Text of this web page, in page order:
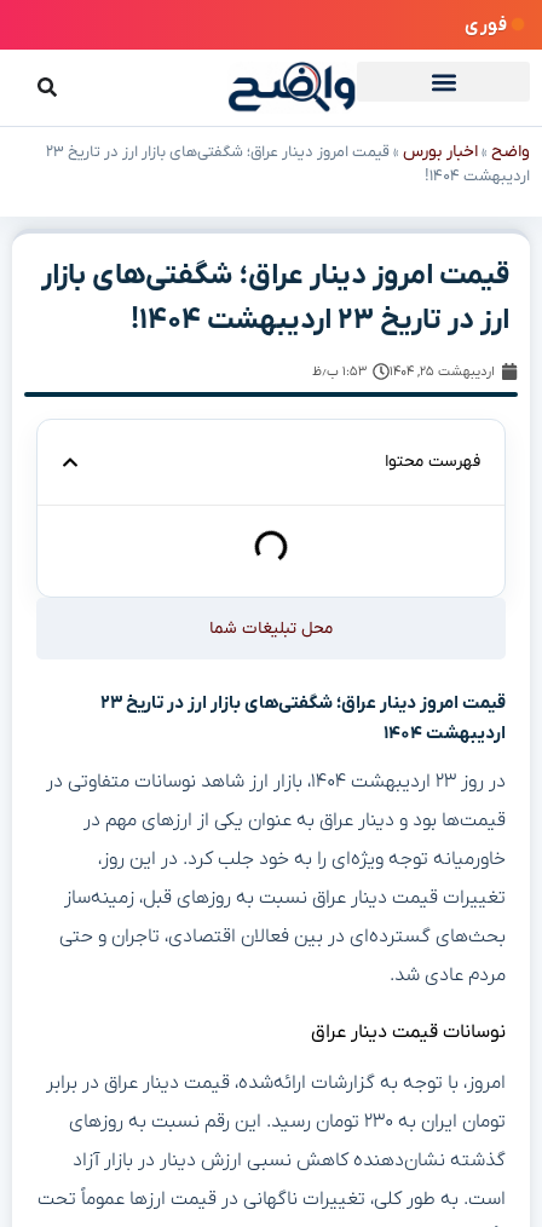
فوری
واضح »اخبار بورس »
قیمت امروز دینار عراق؛ شگفتی‌های بازار ارز در تاریخ ۲۳
اردیبهشت ۱۴۰۴!
قیمت امروز دینار عراق؛ شگفتی‌های بازار
ارز در تاریخ ۲۳ اردیبهشت ۱۴۰۴!
اردیبهشت ۲۵, ۱۴۰۴ ۱:۵۳ ب٫ظ
فهرست محتوا
محل تبلیغات شما
قیمت امروز دینار عراق؛ شگفتی‌های بازار ارز در تاریخ ۲۳
اردیبهشت ۱۴۰۴
در روز ۲۳ اردیبهشت ۱۴۰۴، بازار ارز شاهد نوسانات متفاوتی در
قیمت‌ها بود و دینار عراق به عنوان یکی از ارزهای مهم در
خاورمیانه توجه ویژه‌ای را به خود جلب کرد. در این روز،
تغییرات قیمت دینار عراق نسبت به روزهای قبل، زمینه‌ساز
بحث‌های گسترده‌ای در بین فعالان اقتصادی، تاجران و حتی
مردم عادی شد.
نوسانات قیمت دینار عراق
امروز، با توجه به گزارشات ارائه‌شده، قیمت دینار عراق در برابر
تومان ایران به ۲۳۰ تومان رسید. این رقم نسبت به روزهای
گذشته نشان‌دهنده کاهش نسبی ارزش دینار در بازار آزاد
است. به طور کلی، تغییرات ناگهانی در قیمت ارزها عموماً تحت